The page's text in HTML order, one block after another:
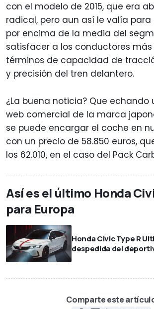
con el modelo de 2015, que era
radical, pero aun así le valía
por encima de la media del
satisfacer a los conductores más
términos de capacidad de
y precisión del tren delantero.
¿La buena noticia? Que echando
web comercial de la marca
se puede encargar el coche en
con un precio de 58.850 euros,
los 62.010, en el caso del Pack
Así es el último Honda
para Europa
Honda Civic Type R
despedida del
Comparte este